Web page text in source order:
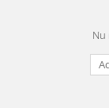
Nu